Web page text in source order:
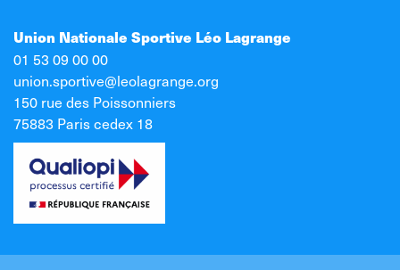
Union Nationale Sportive Léo Lagrange
01 53 09 00 00
union.sportive@leolagrange.org
150 rue des Poissonniers
75883 Paris cedex 18